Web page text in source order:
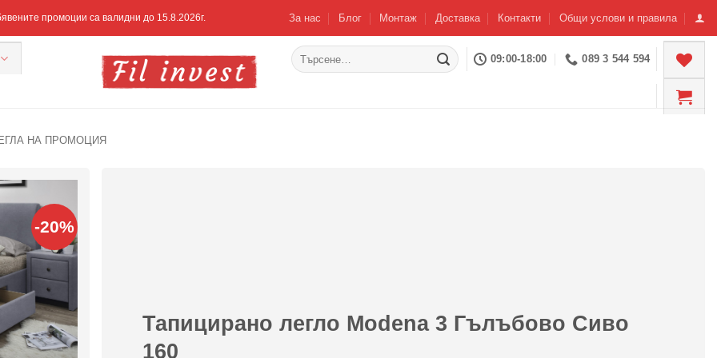
промоции са валидни до 15.8.2026г. За нас Блог Монтаж Доставка Контакти Общи услови и правила
Търсене
за:
09:00-18:00 089 3 544 594
НА ПРОМОЦИЯ
-20%
Добавяне
към
списъка с
харесани
продукти
Тапицирано легло Modena 3 Гълъбово Сиво
160